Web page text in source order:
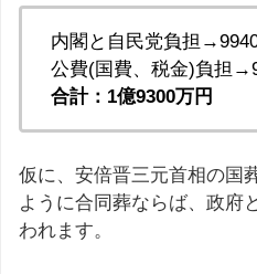
内閣と自民党負担
公費(国費、税金)負担
合計：1億9300万円
仮に、安倍晋三元首相の国
ように合同葬ならば、政府
われます。